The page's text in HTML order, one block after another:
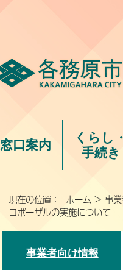
窓口案内
くらし・
手続き
現在の位置： ホーム > 事
ロポーザルの実施について
事業者向け情報